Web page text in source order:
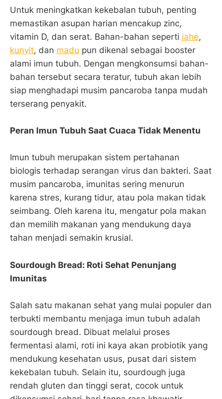
Untuk meningkatkan kekebalan tubuh, penting
memastikan asupan harian mencakup zinc,
vitamin D, dan serat. Bahan-bahan seperti jahe,
kunyit, dan madu pun dikenal sebagai booster
alami imun tubuh. Dengan mengkonsumsi bahan-
bahan tersebut secara teratur, tubuh akan lebih
siap menghadapi musim pancaroba tanpa mudah
terserang penyakit.
Peran Imun Tubuh Saat Cuaca Tidak Menentu
Imun tubuh merupakan sistem pertahanan
biologis terhadap serangan virus dan bakteri. Saat
musim pancaroba, imunitas sering menurun
karena stres, kurang tidur, atau pola makan tidak
seimbang. Oleh karena itu, mengatur pola makan
dan memilih makanan yang mendukung daya
tahan menjadi semakin krusial.
Sourdough Bread: Roti Sehat Penunjang
Imunitas
Salah satu makanan sehat yang mulai populer dan
terbukti membantu menjaga imun tubuh adalah
sourdough bread. Dibuat melalui proses
fermentasi alami, roti ini kaya akan probiotik yang
mendukung kesehatan usus, pusat dari sistem
kekebalan tubuh. Selain itu, sourdough juga
rendah gluten dan tinggi serat, cocok untuk